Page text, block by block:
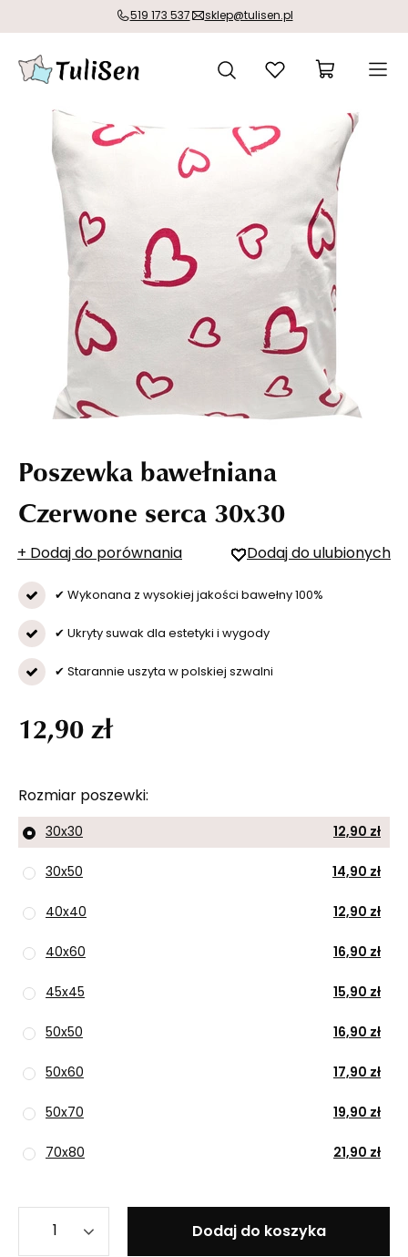
519 173 537 sklep@tulisen.pl
Poszewka bawełniana
Czerwone serca 30x30
+ Dodaj do porównania Dodaj do ulubionych
✔ Wykonana z wysokiej jakości bawełny 100%
✔ Ukryty suwak dla estetyki i wygody
✔ Starannie uszyta w polskiej szwalni
Rozmiar poszewki
30x30 12,90 zł
30x50 14,90 zł
40x40 12,90 zł
40x60 16,90 zł
45x45 15,90 zł
50x50 16,90 zł
50x60 17,90 zł
50x70 19,90 zł
70x80 21,90 zł
12,90 zł
Dodaj do koszyka